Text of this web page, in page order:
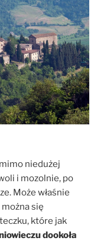
niedużej
i mozolnie, po
Może właśnie
się
które jak
dookoła